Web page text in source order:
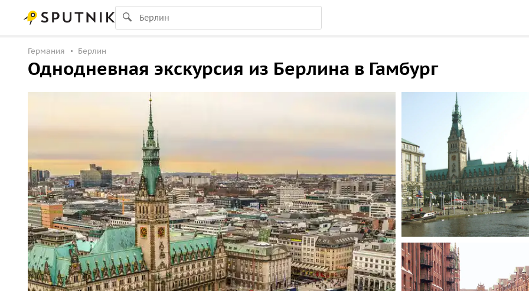
Германия Берлин
Однодневная экскурсия из Берлина в Гамбург